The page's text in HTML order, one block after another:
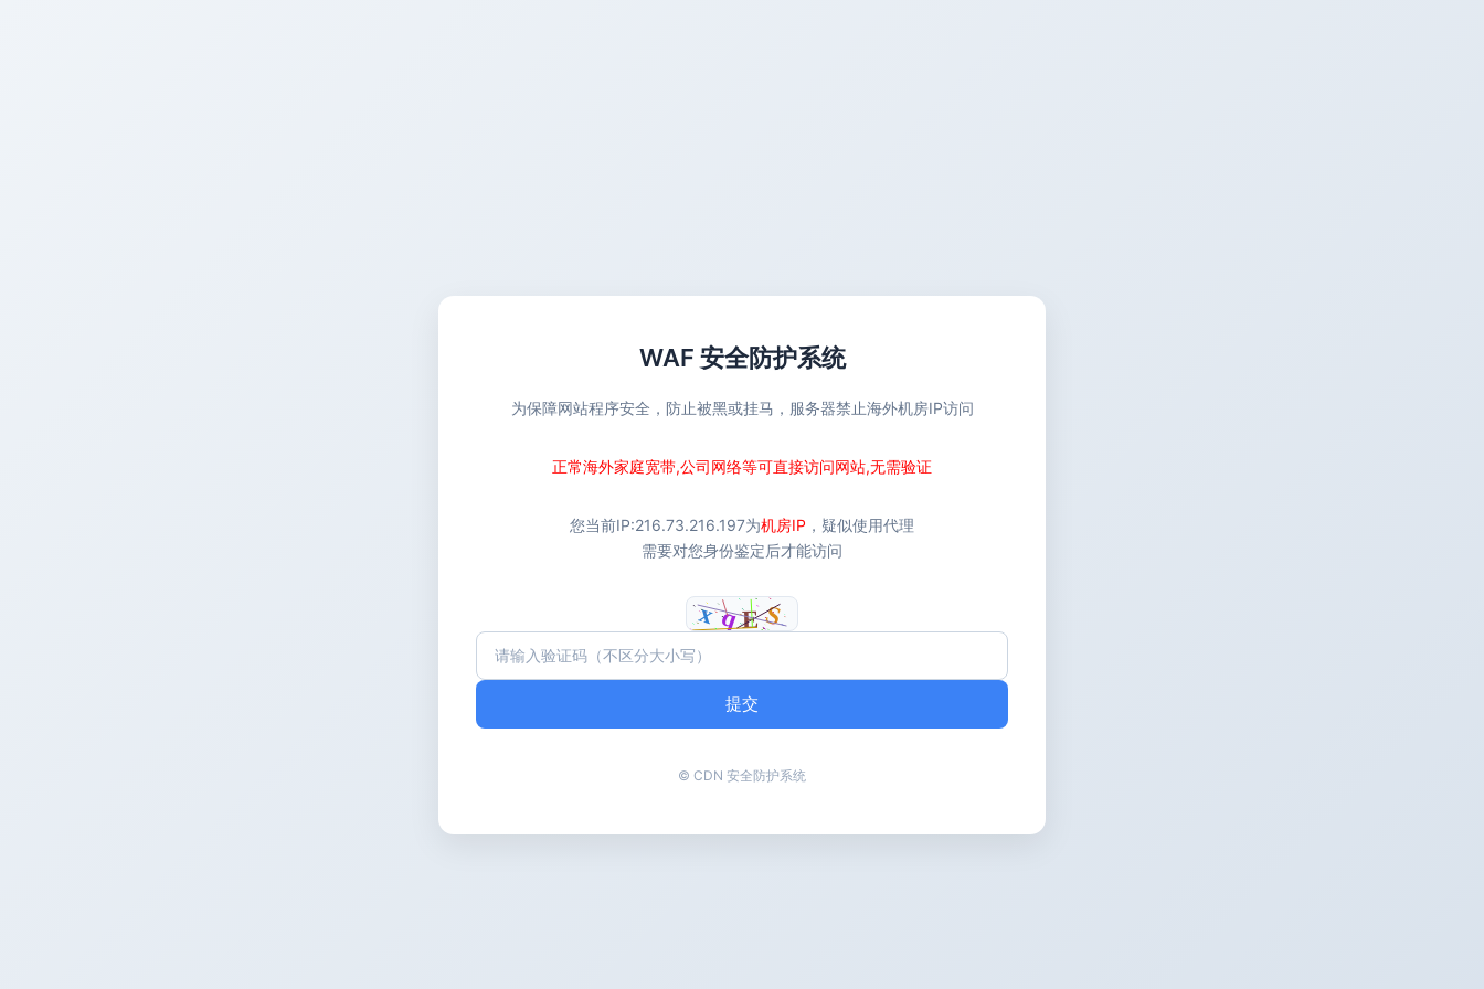
WAF 安全防护系统
为保障网站程序安全，防止被黑或挂马，服务器禁止海外机房IP访问
正常海外家庭宽带,公司网络等可直接访问网站,无需验证
您当前IP:216.73.216.197为机房IP ，疑似使用代理
需要对您身份鉴定后才能访问
提交
© CDN 安全防护系统